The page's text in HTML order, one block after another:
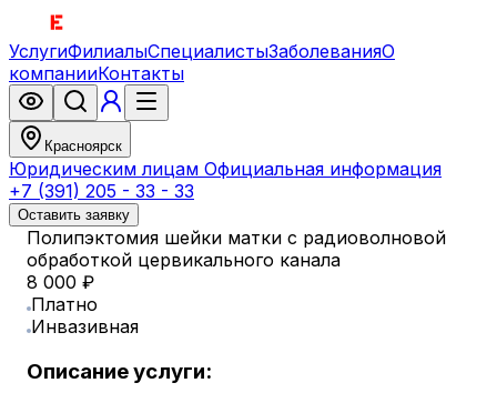
УслугиФилиалыСпециалистыЗаболеванияО
компанииКонтакты
Красноярск
Юридическим лицам Официальная информация
+7 (391) 205 - 33 - 33
Оставить заявку
Полипэктомия шейки матки с радиоволновой
обработкой цервикального канала
8 000 ₽
Платно
Инвазивная
Описание услуги: